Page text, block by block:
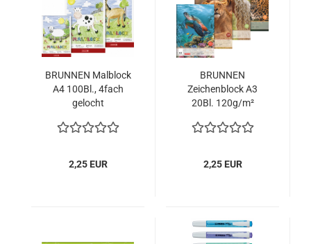
BRUNNEN Malblock
A4 100Bl., 4fach
gelocht
2,25 EUR
BRUNNEN
Zeichenblock A3
20Bl. 120g/m²
2,25 EUR